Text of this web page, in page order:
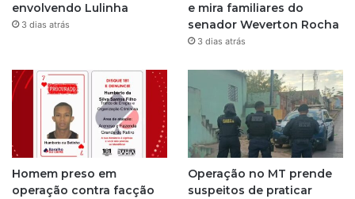
a
m
envolvendo Lulinha
3 dias atrás
e mira familiares do
senador Weverton Rocha
3 dias atrás
Homem preso em
operação contra facção
Operação no MT prende
suspeitos de praticar